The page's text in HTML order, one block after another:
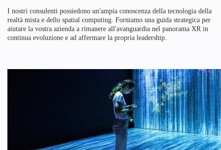
I nostri consulenti possiedono un'ampia conoscenza della tecnologia della
realtà mista e dello spatial computing. Forniamo una guida strategica per
aiutare la vostra azienda a rimanere all'avanguardia nel panorama XR in
continua evoluzione e ad affermare la propria leadership.